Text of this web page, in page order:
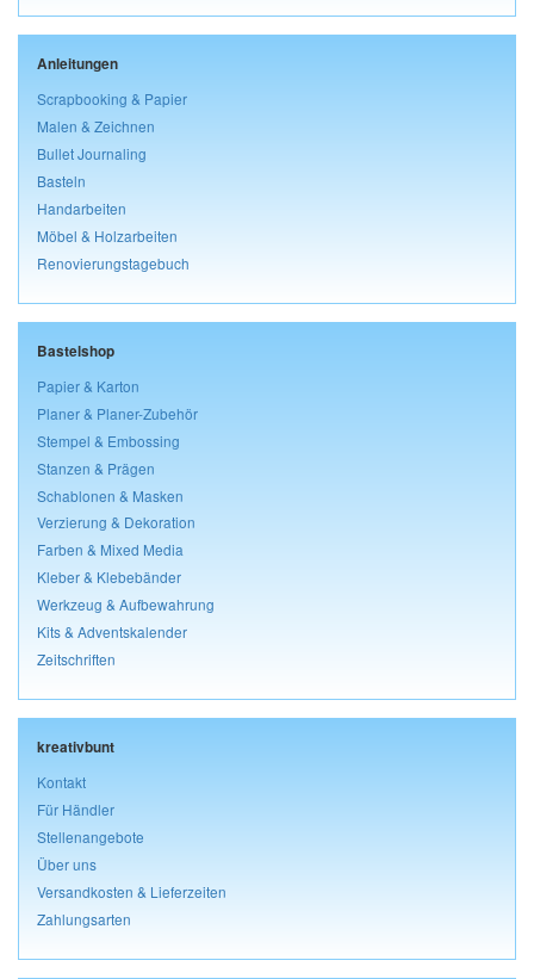
Anleitungen
Scrapbooking & Papier
Malen & Zeichnen
Bullet Journaling
Basteln
Handarbeiten
Möbel & Holzarbeiten
Renovierungstagebuch
Bastelshop
Papier & Karton
Planer & Planer-Zubehör
Stempel & Embossing
Stanzen & Prägen
Schablonen & Masken
Verzierung & Dekoration
Farben & Mixed Media
Kleber & Klebebänder
Werkzeug & Aufbewahrung
Kits & Adventskalender
Zeitschriften
kreativbunt
Kontakt
Für Händler
Stellenangebote
Über uns
Versandkosten & Lieferzeiten
Zahlungsarten